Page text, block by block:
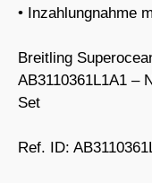
• Inzahlungnahme
Breitling
AB3110361L1A1 –
Set
Ref. ID: